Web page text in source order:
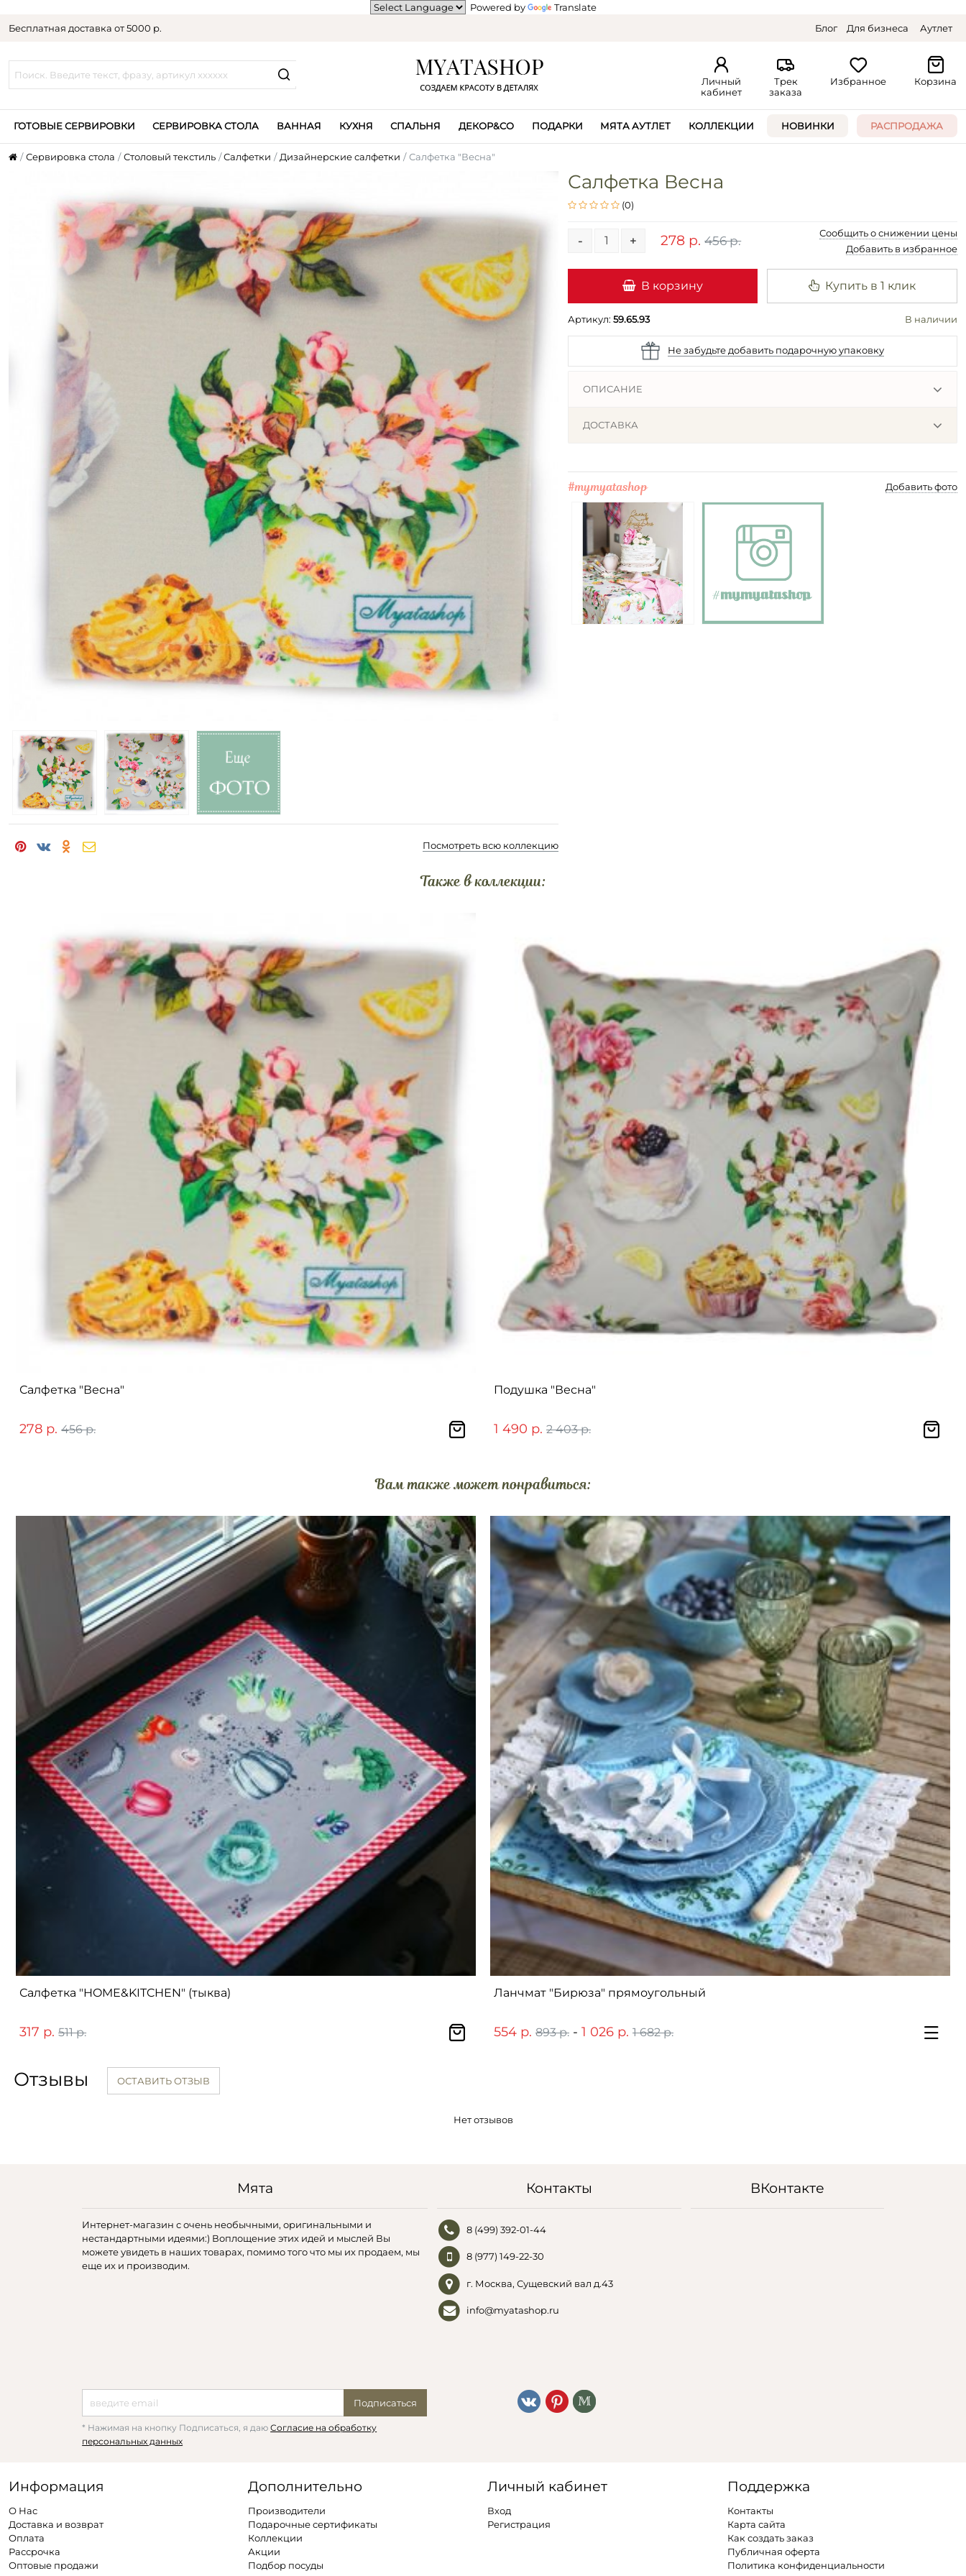
Powered by
Translate
Бесплатная доставка от 5000 р.
Блог Для бизнеса Аутлет
Личный
кабинет
Трек
заказа
Избранное Корзина
ГОТОВЫЕ СЕРВИРОВКИ СЕРВИРОВКА СТОЛА ВАННАЯ КУХНЯ СПАЛЬНЯ ДЕКОР&CO ПОДАРКИ МЯТА АУТЛЕТ КОЛЛЕКЦИИ НОВИНКИ РАСПРОДАЖА
Сервировка стола Столовый текстиль Салфетки Дизайнерские салфетки Салфетка "Весна"
Посмотреть всю коллекцию
Салфетка Весна
(0)
- + 278 р. 456 р.
Сообщить о снижении цены
Добавить в избранное
В корзину Купить в 1 клик
Артикул: 59.65.93 В наличии
Не забудьте добавить подарочную упаковку
ОПИСАНИЕ
ДОСТАВКА
#mymyatashop Добавить фото
Также в коллекции:
Салфетка "Весна"
278 р. 456 р.
Подушка "Весна"
1 490 р. 2 403 р.
Вам также может понравиться:
Салфетка "HOME&KITCHEN" (тыква)
317 р. 511 р.
Ланчмат "Бирюза" прямоугольный
554 р. 893 р. - 1 026 р. 1 682 р.
Отзывы ОСТАВИТЬ ОТЗЫВ
Нет отзывов
Мята
Интернет-магазин с очень необычными, оригинальными и
нестандартными идеями:) Воплощение этих идей и мыслей Вы
можете увидеть в наших товарах, помимо того что мы их продаем, мы
еще их и производим.
Подписаться
* Нажимая на кнопку Подписаться, я даюСогласие на обработку
персональных данных
Контакты
8 (499) 392-01-44
8 (977) 149-22-30
г. Москва, Сущевский вал д.43
info@myatashop.ru
ВКонтакте
Информация
О Нас
Доставка и возврат
Оплата
Рассрочка
Оптовые продажи
Дополнительно
Производители
Подарочные сертификаты
Коллекции
Акции
Подбор посуды
Личный кабинет
Вход
Регистрация
Поддержка
Контакты
Карта сайта
Как создать заказ
Публичная оферта
Политика конфиденциальности